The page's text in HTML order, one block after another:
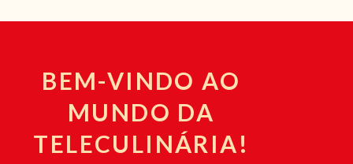
BEM-VINDO AO
MUNDO DA
TELECULINÁRIA!